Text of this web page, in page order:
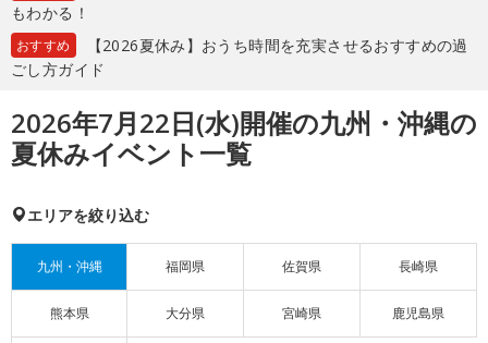
もわかる！
おすすめ
【2026夏休み】おうち時間を充実させるおすすめの過
ごし方ガイド
2026年7月22日(水)開催の九州・沖縄の
夏休みイベント一覧
エリアを絞り込む
九州・沖縄 福岡県 佐賀県 長崎県
熊本県 大分県 宮崎県 鹿児島県